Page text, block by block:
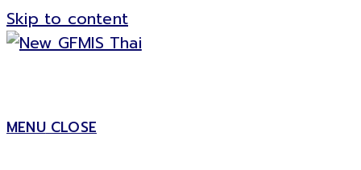
Skip to content
MENU CLOSE